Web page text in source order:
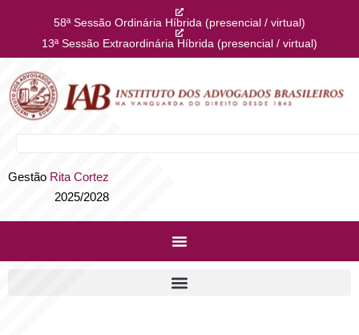
58ª Sessão Ordinária Híbrida (presencial / virtual)
13ª Sessão Extraordinária Híbrida (presencial / virtual)
Gestão Rita Cortez
2025/2028